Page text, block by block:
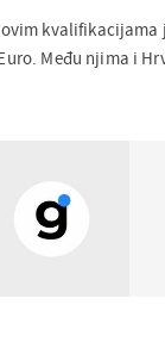
kvalifikacijama
Među njima i